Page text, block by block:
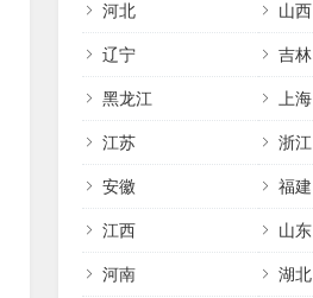
河北 山西
辽宁 吉林
黑龙江 上海
江苏 浙江
安徽 福建
江西 山东
河南 湖北